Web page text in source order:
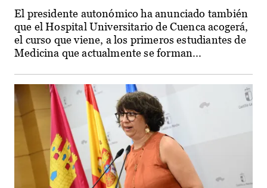
El presidente autonómico ha anunciado también
que el Hospital Universitario de Cuenca acogerá,
el curso que viene, a los primeros estudiantes de
Medicina que actualmente se forman...